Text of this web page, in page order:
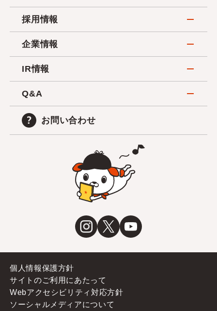
採用情報
企業情報
IR情報
Q&A
お問い合わせ
個人情報保護方針
サイトのご利用にあたって
Webアクセシビリティ対応方針
ソーシャルメディアについて